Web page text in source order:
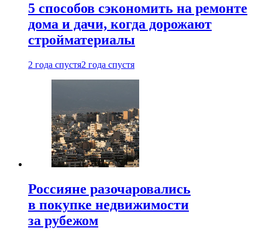
5 способов сэкономить на ремонте
дома и дачи, когда дорожают
стройматериалы
2 года спустя2 года спустя
Россияне разочаровались
в покупке недвижимости
за рубежом